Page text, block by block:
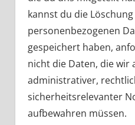
kannst du die
personenbezogenen
gespeichert haben,
nicht die Daten, die wir
administrativer,
sicherheitsrelevanter
aufbewahren müssen.